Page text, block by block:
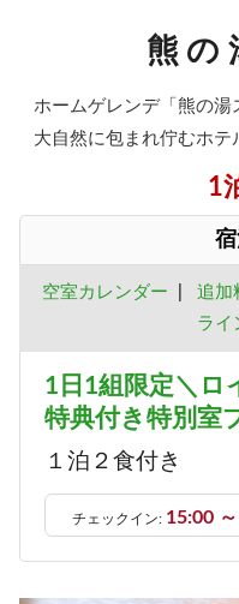
熊の
ホームゲレンデ「熊の
大自然に包まれ佇むホテ
1
空室カレンダー 追加
ライ
1日1組限定＼ロ
特典付き特別室
１泊２食付き
チェックイン: 15:00 ～